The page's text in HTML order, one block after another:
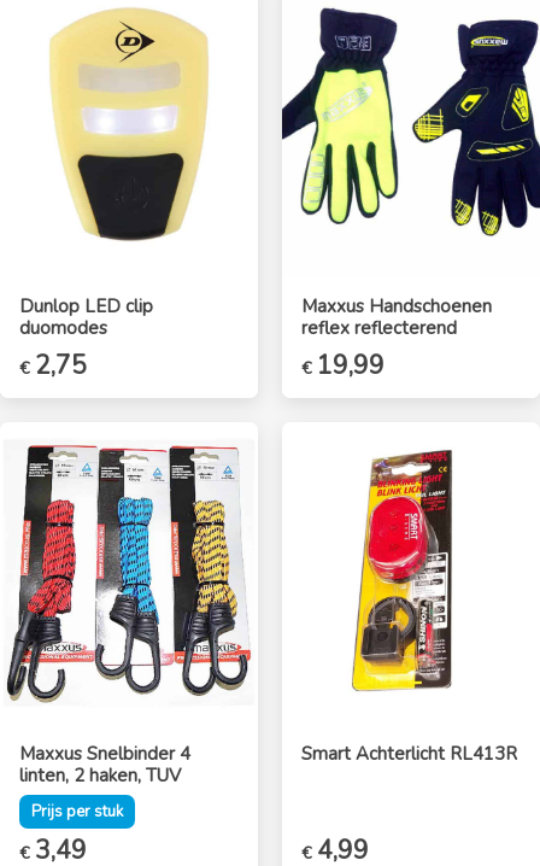
Dunlop LED clip
duomodes
€ 2,75
Maxxus Handschoenen
reflex reflecterend
€ 19,99
Maxxus Snelbinder 4
linten, 2 haken, TUV
Prijs per stuk
Oorspronkelijke
€ 3,49
Smart Achterlicht RL413R
€ 4,99